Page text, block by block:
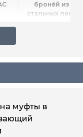
бронёй из
стальных лент
M
3х25/50-А-M
муфты в